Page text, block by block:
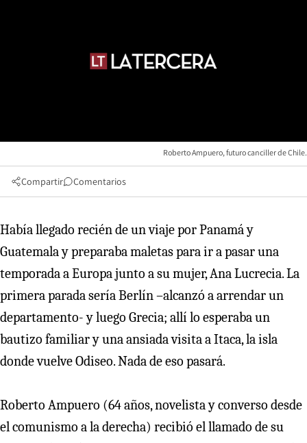
Roberto Ampuero, futuro canciller de Chile.
Compartir Comentarios
Había llegado recién de un viaje por Panamá y
Guatemala y preparaba maletas para ir a pasar una
temporada a Europa junto a su mujer, Ana Lucrecia. La
primera parada sería Berlín –alcanzó a arrendar un
departamento- y luego Grecia; allí lo esperaba un
bautizo familiar y una ansiada visita a Itaca, la isla
donde vuelve Odiseo. Nada de eso pasará.
Roberto Ampuero (64 años, novelista y converso desde
el comunismo a la derecha) recibió el llamado de su